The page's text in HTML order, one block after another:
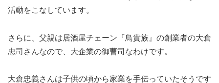
活動をこなしています。
さらに、父親は居酒屋チェーン『鳥貴族』の創業者の大倉
忠司さんなので、大企業の御曹司なわけです。
大倉忠義さんは子供の頃から家業を手伝っていたそうです